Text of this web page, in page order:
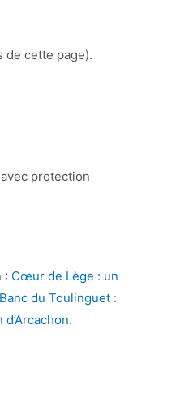
de cette page).
protection
: Cœur de Lège : un
du Toulinguet :
.